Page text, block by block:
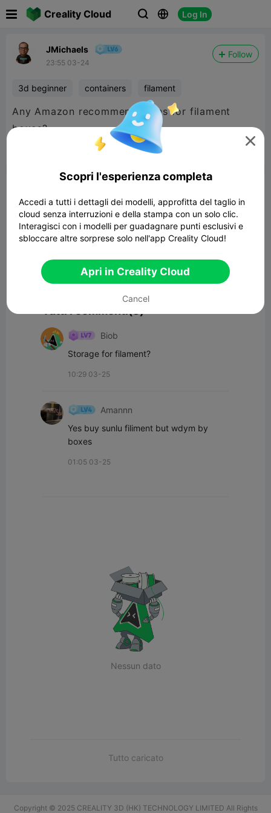
Creality Cloud   Log In
JMichaels
23:55 03-24
Follow
3d beginner containers filament
Any Amazon recommendations for filament
boxes?
Commenta
Biob
Storage for filament?
10:29 03-25
Amannn
Yes buy sunlu filiment but wdym by
boxes
01:05 03-25
Nessun dato
Tutto caricato
Copyright © 2025 CREALITY 3D (HK) TECHNOLOGY LIMITED All Rights

Scopri l'esperienza completa
Accedi a tutti i dettagli dei modelli, approfitta del taglio in
cloud senza interruzioni e della stampa con un solo clic.
Interagisci con i modelli per guadagnare punti esclusivi e
sbloccare altre sorprese solo nell'app Creality Cloud!
Apri in Creality Cloud
Cancel